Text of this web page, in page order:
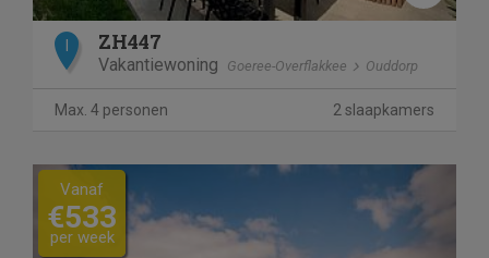
ZH447
Vakantiewoning Goeree-Overflakkee Ouddorp
Max. 4 personen 2 slaapkamers
Previous
Vanaf
€533
per week